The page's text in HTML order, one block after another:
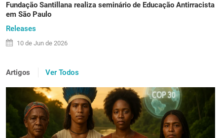
Fundação Santillana realiza seminário de Educação Antirracista
em São Paulo
Releases
10 de Jun de 2026
Artigos Ver Todos